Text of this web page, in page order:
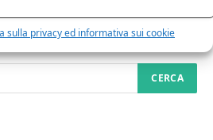
sulla privacy ed informativa sui cookie